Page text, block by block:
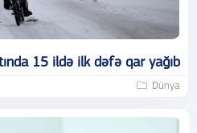
15 ildə ilk dəfə qar yağıb
Dünya